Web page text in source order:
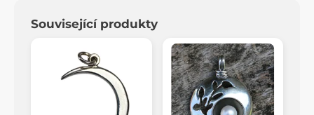
Související produkty